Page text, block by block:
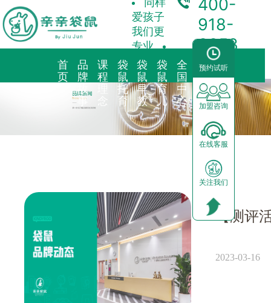
预约试听
加盟咨询
在线客服
关注我们
爱孩子
我们更
专业
400-
918-
3358
首
页
品
牌
故
事
品牌简介
社会荣誉历程
课
程
教育理念
启蒙英语
器械功能
袋
鼠
托
育
袋
鼠
早
教
亲子早教
袋
鼠
育
儿
全
国
中
心
预约试听
园区展示
合
作
加
盟
前景分析
运营支持
合作模式
2023-03-16